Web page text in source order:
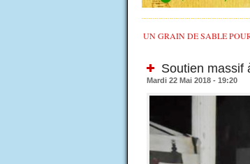
UN GRAIN DE SABLE
Soutien massif
Mardi 22 Mai 2018 - 19:20